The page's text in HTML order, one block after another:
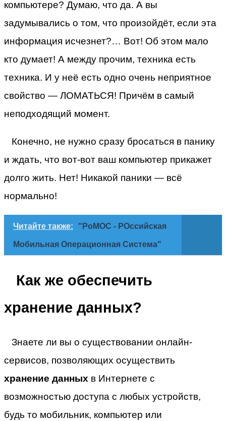
компьютере? Думаю, что да. А вы
задумывались о том, что произойдёт, если эта
информация исчезнет?… Вот! Об этом мало
кто думает! А между прочим, техника есть
техника. И у неё есть одно очень неприятное
свойство — ЛОМАТЬСЯ! Причём в самый
неподходящий момент.
Конечно, не нужно сразу бросаться в панику
и ждать, что вот-вот ваш компьютер прикажет
долго жить. Нет! Никакой паники — всё
нормально!
Читайте также: "РоМОС - РОссийская
Мобильная Операционная Система"
Как же обеспечить
хранение данных?
Знаете ли вы о существовании онлайн-
сервисов, позволяющих осуществить
хранение данных в Интернете с
возможностью доступа с любых устройств,
будь то мобильник, компьютер или